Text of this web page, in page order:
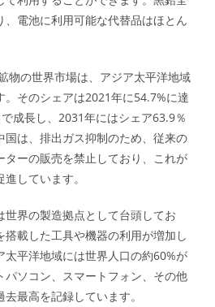
電池に利用可能な代替品はほとん
物の世界市場は、アジア太平洋地域
。そのシェアは2021年に54.7%に達
成長し、2031年にはシェア63.9％
国は、排出ガス抑制のため、従来の
ターの販売を禁止しており、これが
しています。
世界の製造拠点として台頭してお
搭載した工具や機器の利用が増加し
太平洋地域には世界人口の約60%が
パソコン、スマートフォン、その他
最高を記録しています。